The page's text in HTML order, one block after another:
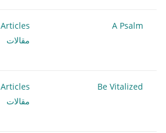
A Psalm
Articles
مقالات
Be Vitalized
Articles
مقالات